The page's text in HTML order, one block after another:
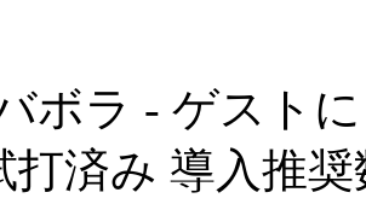
ボラ - ゲスト
打済み 導入推